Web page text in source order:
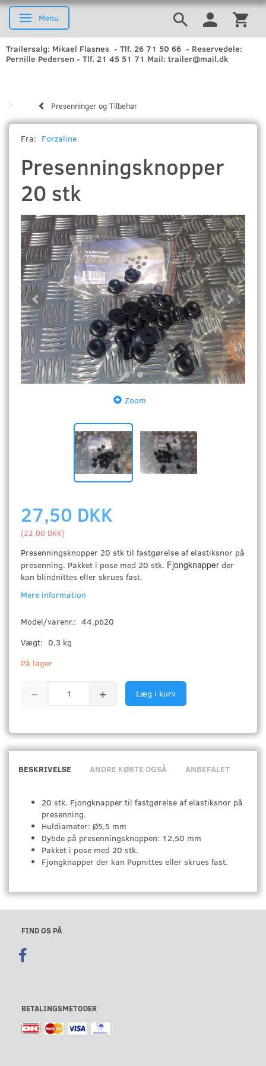
Skifte navigation
Menu
Trailersalg: Mikael Flasnes - Tlf. 26 71 50 66 - Reservedele:
Pernille Pedersen - Tlf. 21 45 51 71 Mail: trailer@mail.dk
Presenninger og Tilbehør
Fra: Forzaline
Presenningsknopper
20 stk
Zoom
27,50 DKK
(22,00 DKK)
Presenningsknopper 20 stk til fastgørelse af elastiksnor på
presenning. Pakket i pose med 20 stk. Fjongknapper der
kan blindnittes eller skrues fast.
Mere information
Model/varenr.: 44.pb20
Vægt: 0,3 kg
På lager
Læg i kurv
BESKRIVELSE ANDRE KØBTE OGSÅ ANBEFALET
20 stk. Fjongknapper til fastgørelse af elastiksnor på
presenning.
Huldiameter: Ø5,5 mm
Dybde på presenningsknoppen: 12,50 mm
Pakket i pose med 20 stk.
Fjongknapper der kan Popnittes eller skrues fast.
FIND OS PÅ
BETALINGSMETODER